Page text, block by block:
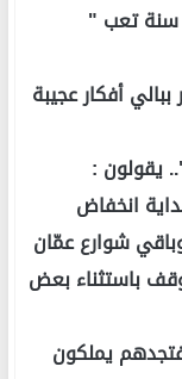
هناك مثل روسي يقول " دايماً اوّل 100 سنة تعب "
أفكار عجيبة
يقولون :
، مع بداية انخفاض
شوارع عمّان
باستثناء بعض
فتجدهم يملكون